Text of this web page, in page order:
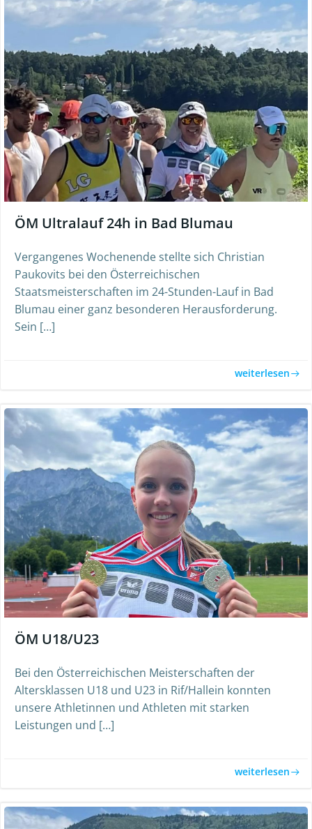
ÖM Ultralauf 24h in Bad Blumau
Vergangenes Wochenende stellte sich Christian
Paukovits bei den Österreichischen
Staatsmeisterschaften im 24-Stunden-Lauf in Bad
Blumau einer ganz besonderen Herausforderung.
Sein […]
weiterlesen
ÖM U18/U23
Bei den Österreichischen Meisterschaften der
Altersklassen U18 und U23 in Rif/Hallein konnten
unsere Athletinnen und Athleten mit starken
Leistungen und […]
weiterlesen